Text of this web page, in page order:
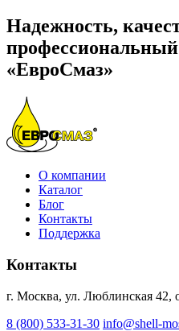
Надежность,
«ЕвроСмаз»
О компании
Каталог
Блог
Контакты
Поддержка
Контакты
г. Москва, ул. Люблинская 42,
8 (800) 533-31-30 info@shell-